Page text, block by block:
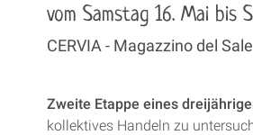
vom Samstag 16. Mai bis
CERVIA - Magazzino del Sale
Zweite Etappe eines
kollektives Handeln zu